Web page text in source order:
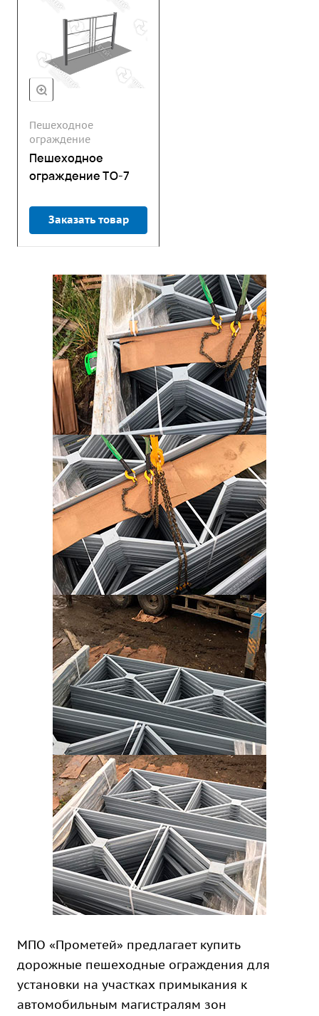
Пешеходное
ограждение
Пешеходное
ограждение ТО-7
Заказать товар
МПО «Прометей» предлагает купить
дорожные пешеходные ограждения для
установки на участках примыкания к
автомобильным магистралям зон